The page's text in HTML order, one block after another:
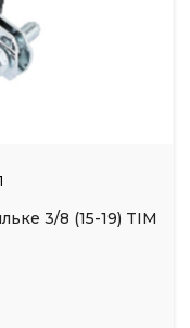
3/8 (15-19) TIM